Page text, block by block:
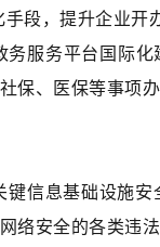
段，提升企业开
务服务平台国际化
保、医保等事项办
键信息基础设施
络安全的各类违